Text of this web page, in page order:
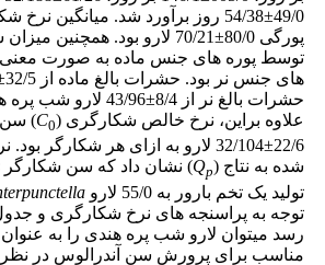
49/0±54/38 روز برآورد شد. میانگین
پورگی 80/0±70/21 لارو بود.
توسط پوره ­های جنس ماده به صورت معنی­
حشرات بالغ نر از 8/4±43/
علاوه بر­این، نرخ خالص شکارگری ( C0
) سن
22/6±32/104 لارو به ازای هر شکارگر
شده به نتاج ( Qp ) نشان داد که سن شکارگر
تولید یک تخم بارور به 55/0 لارو
توجه به پراسنجه­ های نرخ شکارگری و
رسد می­توان لارو شب ­پره هندی را به
مناسب برای پرورش سن آندرالوس در